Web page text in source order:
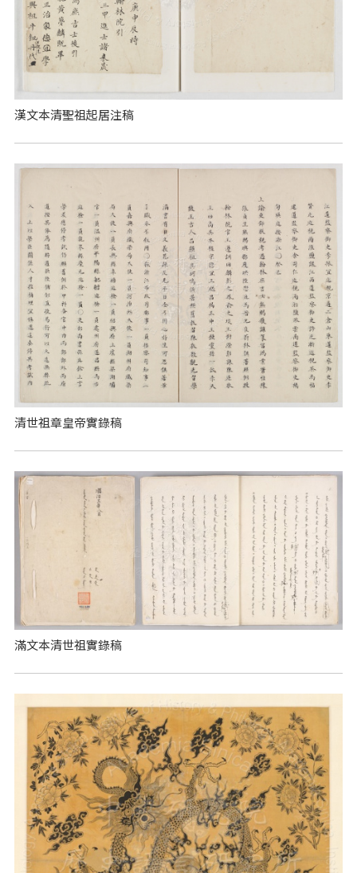
漢文本清聖祖起居注稿
清世祖章皇帝實錄稿
滿文本清世祖實錄稿